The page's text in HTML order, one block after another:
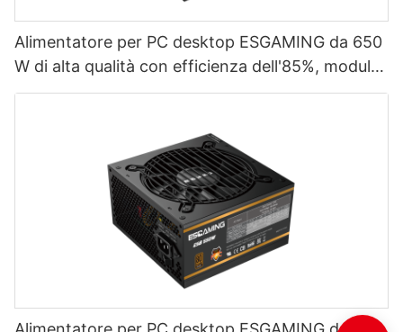
Alimentatore per PC desktop ESGAMING da 650
W di alta qualità con efficienza dell'85%, modulo
completo e certificazione 80+ Bronze